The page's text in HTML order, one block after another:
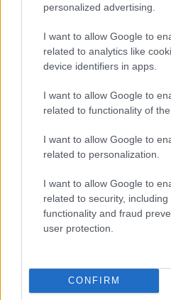
personalized advertising.
I want to allow Google to
related to analytics like
device identifiers in apps.
I want to allow Google to
related to functionality of
I want to allow Google to
related to personalization.
I want to allow Google to
related to security,
functionality and fraud
user protection.
CONFIRM
A bejegyzés trackback címe:
https://kulturpart.hu/api/
Részletek a
Felhasználási feltételekben
Megdöbbentő fotók a
Top 10: ezek a